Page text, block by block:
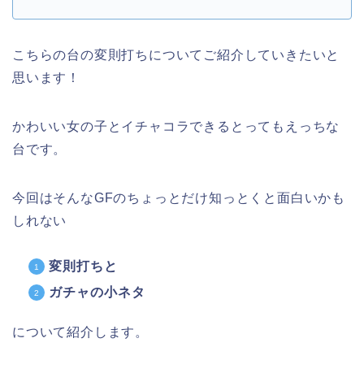
こちらの台の変則打ちについてご紹介していきたいと
思います！
かわいい女の子とイチャコラできるとってもえっちな
台です。
今回はそんなGFのちょっとだけ知っとくと面白いかも
しれない
変則打ちと
ガチャの小ネタ
について紹介します。